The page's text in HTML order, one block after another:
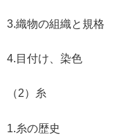
3.織物の組織と規格
4.目付け、染色
（2）糸
1.糸の歴史